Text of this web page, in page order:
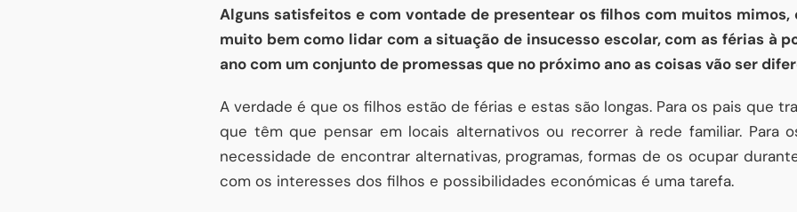
Alguns satisfeitos e com vontade de presentear os filhos com muitos
muito bem como lidar com a situação de insucesso escolar, com as férias à
ano com um conjunto de promessas que no próximo ano as coisas vão ser
A verdade é que os filhos estão de férias e estas são longas. Para os pais que
que têm que pensar em locais alternativos ou recorrer à rede familiar. Para
necessidade de encontrar alternativas, programas, formas de os ocupar
com os interesses dos filhos e possibilidades económicas é uma tarefa.